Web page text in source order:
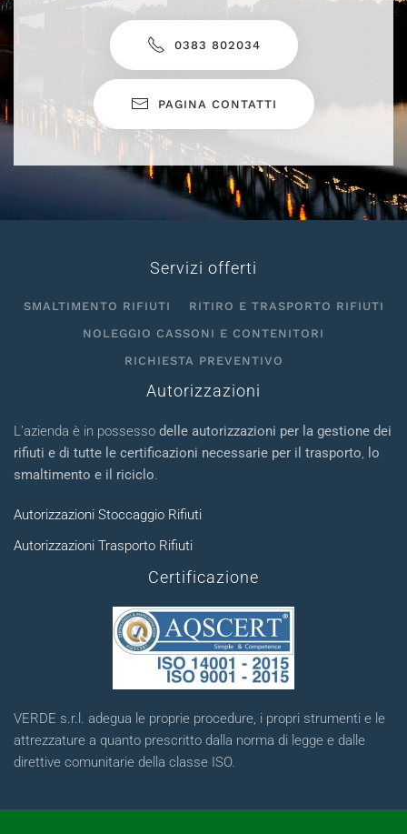
0383 802034
PAGINA CONTATTI
Servizi offerti
SMALTIMENTO RIFIUTI
RITIRO E TRASPORTO RIFIUTI
NOLEGGIO CASSONI E CONTENITORI
RICHIESTA PREVENTIVO
Autorizzazioni
L’azienda è in possesso delle autorizzazioni per la gestione dei
rifiuti e di tutte le certificazioni necessarie per il trasporto, lo
smaltimento e il riciclo.
Autorizzazioni Stoccaggio Rifiuti
Autorizzazioni Trasporto Rifiuti
Certificazione
VERDE s.r.l. adegua le proprie procedure, i propri strumenti e le
attrezzature a quanto prescritto dalla norma di legge e dalle
direttive comunitarie della classe ISO.